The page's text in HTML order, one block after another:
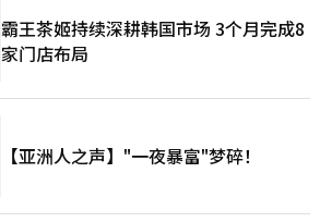
霸王茶姬持续深耕韩国市场 3个月完成8
家门店布局
【亚洲人之声】"一夜暴富"梦碎！